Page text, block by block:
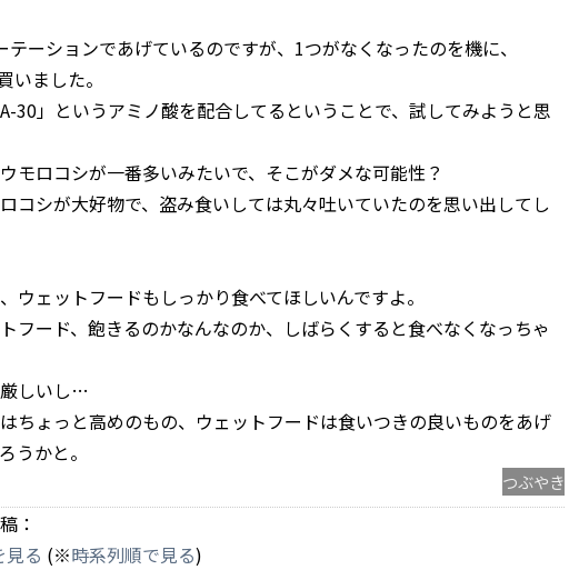
ーションであげているのですが、1つがなくなったのを機に、
いました。
30」というアミノ酸を配合してるということで、試してみようと思
モロコシが一番多いみたいで、そこがダメな可能性？
コシが大好物で、盗み食いしては丸々吐いていたのを思い出してし
ウェットフードもしっかり食べてほしいんですよ。
フード、飽きるのかなんなのか、しばらくすると食べなくなっちゃ
しいし…
ちょっと高めのもの、ウェットフードは食いつきの良いものをあげ
うかと。
つぶやき
：
る (※時系列順で見る)